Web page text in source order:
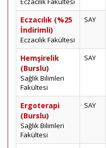
Eczacılık (%25
İndirimli)
Eczacılık Fakültesi
SAY
Hemşirelik
(Burslu)
Sağlık Bilimleri
Fakültesi
SAY
Ergoterapi
(Burslu)
Sağlık Bilimleri
Fakültesi
SAY